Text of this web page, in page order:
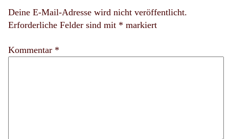
Deine E-Mail-Adresse wird nicht veröffentlicht.
Erforderliche Felder sind mit * markiert
Kommentar *